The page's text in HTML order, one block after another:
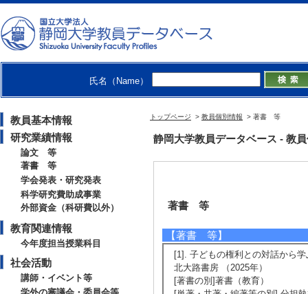
氏名（Name）
教員基本情報
研究業績情報
論文 等
著書 等
学会発表・研究発表
科学研究費助成事業
外部資金（科研費以外）
教育関連情報
今年度担当授業科目
社会活動
講師・イベント等
トップページ > 教員個別情報 > 著書 等
静岡大学教員データベース - 教
著書 等
【著書 等】
[1]. 子どもの権利との対話から
北大路書房 （2025年）
[著書の別]著書（教育）